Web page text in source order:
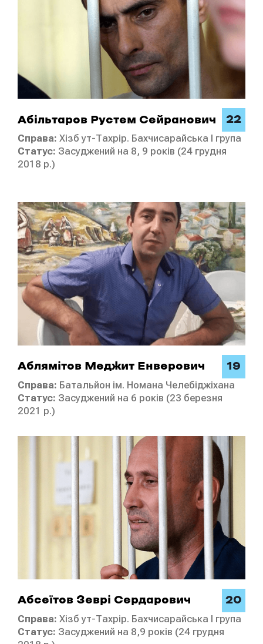
Абільтаров Рустем Сейранович 22
Справа: Хізб ут-Тахрір. Бахчисарайська I група
Статус: Засуджений на 8, 9 років (24 грудня
2018 р.)
Аблямітов Меджит Енверович 19
Справа: Батальйон ім. Номана Челебіджіхана
Статус: Засуджений на 6 років (23 березня
2021 р.)
Абсеїтов Зеврі Сердарович 20
Справа: Хізб ут-Тахрір. Бахчисарайська I група
Статус: Засуджений на 8,9 років (24 грудня